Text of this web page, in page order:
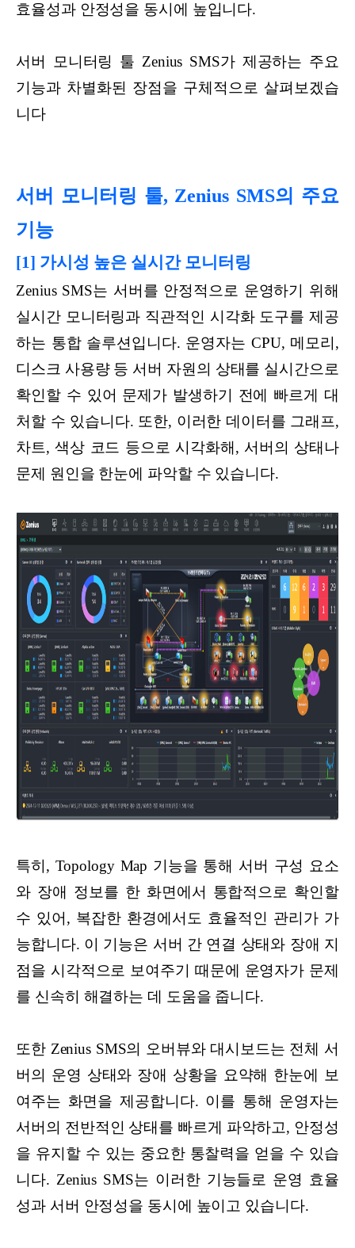
효율성과 안정성을 동시에 높입니다.
서버 모니터링 툴 Zenius SMS가 제공하는 주요
기능과 차별화된 장점을 구체적으로 살펴보겠습
니다
서버 모니터링 툴, Zenius SMS의 주요
기능
[1] 가시성 높은 실시간 모니터링
Zenius SMS는 서버를 안정적으로 운영하기 위해
실시간 모니터링과 직관적인 시각화 도구를 제공
하는 통합 솔루션입니다. 운영자는 CPU, 메모리,
디스크 사용량 등 서버 자원의 상태를 실시간으로
확인할 수 있어 문제가 발생하기 전에 빠르게 대
처할 수 있습니다. 또한, 이러한 데이터를 그래프,
차트, 색상 코드 등으로 시각화해, 서버의 상태나
문제 원인을 한눈에 파악할 수 있습니다.
특히, Topology Map 기능을 통해 서버 구성 요소
와 장애 정보를 한 화면에서 통합적으로 확인할
수 있어, 복잡한 환경에서도 효율적인 관리가 가
능합니다. 이 기능은 서버 간 연결 상태와 장애 지
점을 시각적으로 보여주기 때문에 운영자가 문제
를 신속히 해결하는 데 도움을 줍니다.
또한 Zenius SMS의 오버뷰와 대시보드는 전체 서
버의 운영 상태와 장애 상황을 요약해 한눈에 보
여주는 화면을 제공합니다. 이를 통해 운영자는
서버의 전반적인 상태를 빠르게 파악하고, 안정성
을 유지할 수 있는 중요한 통찰력을 얻을 수 있습
니다. Zenius SMS는 이러한 기능들로 운영 효율
성과 서버 안정성을 동시에 높이고 있습니다.